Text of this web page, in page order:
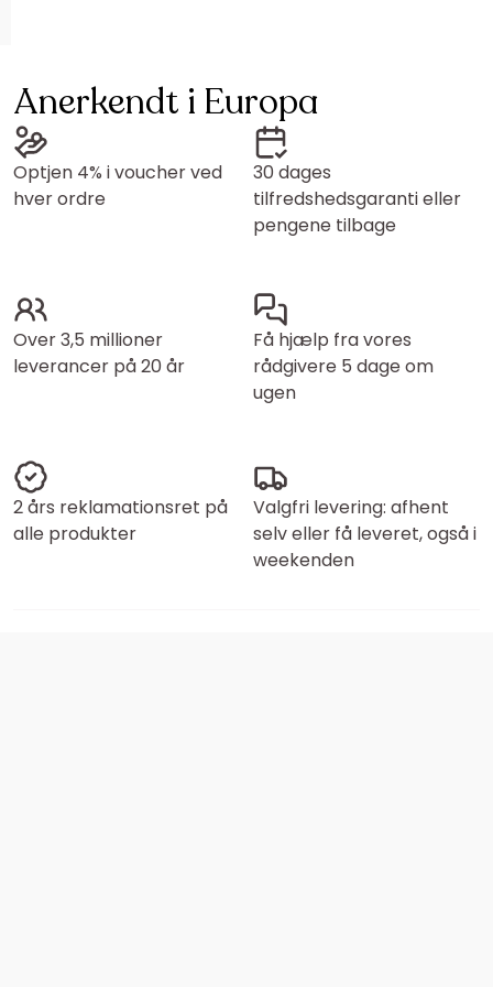
Anerkendt i Europa
Optjen 4% i voucher ved
hver ordre
30 dages
tilfredshedsgaranti eller
pengene tilbage
Over 3,5 millioner
leverancer på 20 år
Få hjælp fra vores
rådgivere 5 dage om
ugen
2 års reklamationsret på
alle produkter
Valgfri levering: afhent
selv eller få leveret, også i
weekenden